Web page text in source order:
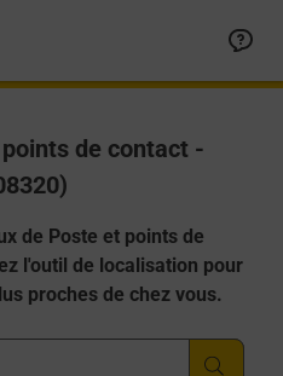
de contact -
de Poste et points de
l'outil de localisation pour
proches de chez vous.